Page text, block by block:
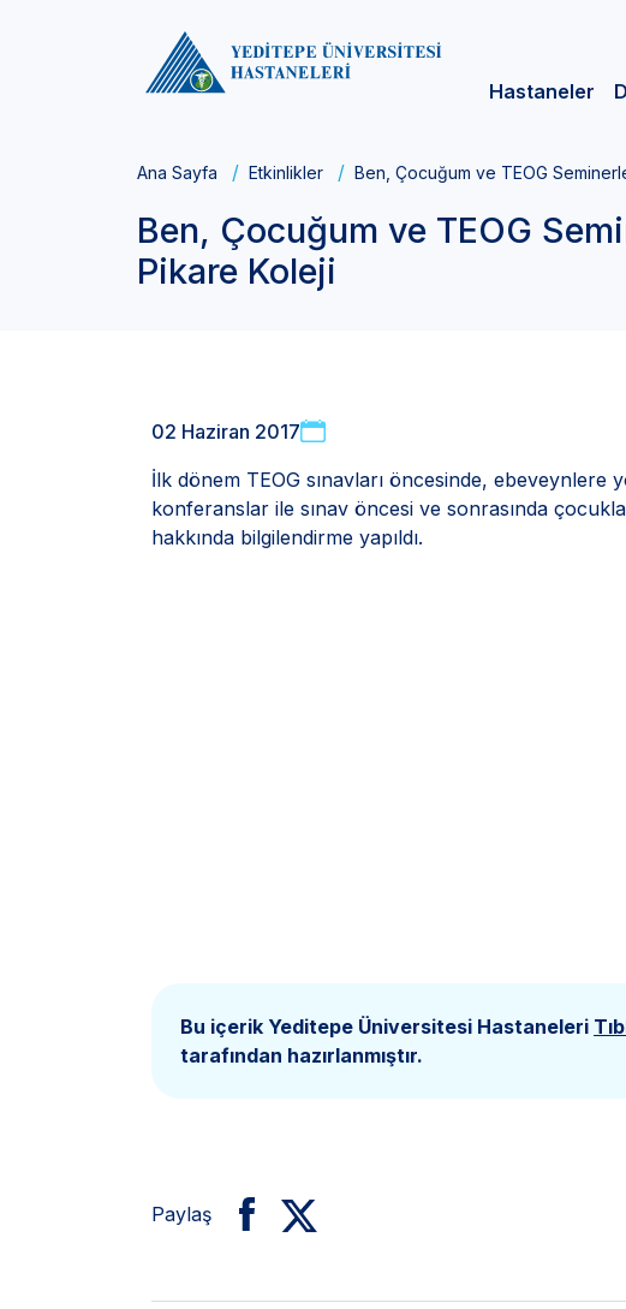
Hastaneler
Ana Sayfa Etkinlikler Ben, Çocuğum ve TEOG
Ben, Çocuğum ve TEOG
Pikare Koleji
02 Haziran 2017
İlk dönem TEOG sınavları öncesinde, ebeveynlere
konferanslar ile sınav öncesi ve sonrasında
hakkında bilgilendirme yapıldı.
Bu içerik Yeditepe Üniversitesi Hastaneleri
tarafından hazırlanmıştır.
Paylaş